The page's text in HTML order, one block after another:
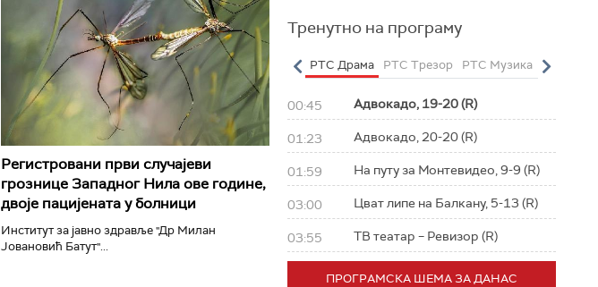
Регистровани први случајеви
грознице Западног Нила ове године,
двоје пацијената у болници
Институт за јавно здравље "Др Милан
Јовановић Батут"...
Тренутно на програму
РТС Класика РТС Коло РТС Полетарац РТС Драма РТС Трезор РТС Музика РТС
00:45 Адвокадо, 19-20 (R)
01:23 Адвокадо, 20-20 (R)
01:59 На путу за Монтевидео, 9-9 (R)
03:00 Цват липе на Балкану, 5-13 (R)
03:55 ТВ театар – Ревизор (R)
ПРОГРАМСКА ШЕМА ЗА ДАНАС